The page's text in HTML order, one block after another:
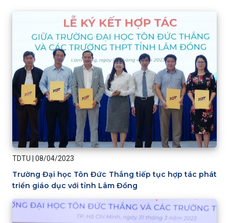
TDTU 08/04/2023
Trường Đại học Tôn Đức Thắng tiếp tục hợp tác phát
triển giáo dục với tỉnh Lâm Đồng